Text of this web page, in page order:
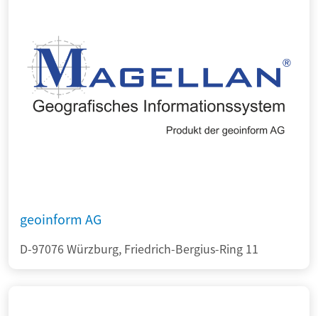
geoinform AG
D-97076 Würzburg, Friedrich-Bergius-Ring 11